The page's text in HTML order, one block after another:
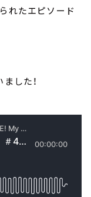
れたエピソード
した！